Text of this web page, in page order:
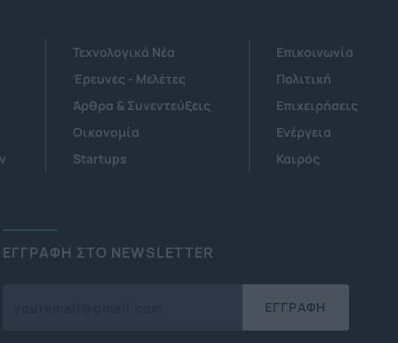
Τεχνολογικά Νέα
Έρευνες - Μελέτες
Άρθρα & Συνεντεύξεις
Οικονομία
Startups
Επικοινωνία
Πολιτική
Επιχειρήσεις
Ενέργεια
Καιρός
ΕΓΓΡΑΦΗ ΣΤΟ NEWSLETTER
ΕΓΓΡΑΦΗ